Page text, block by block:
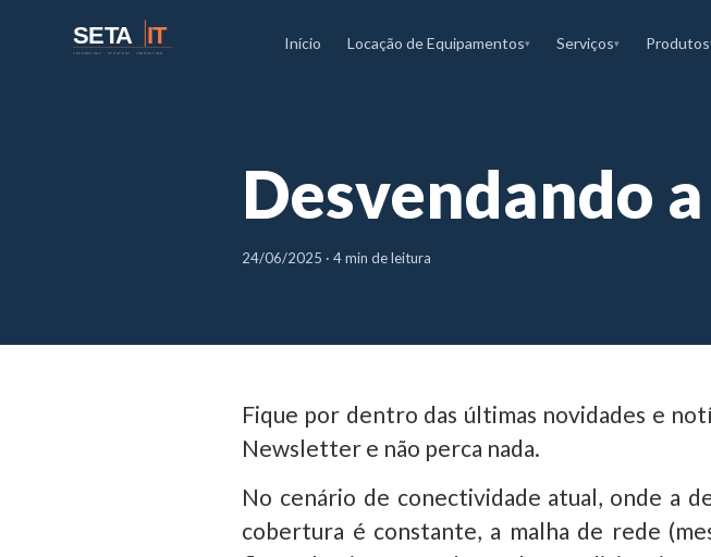
SETA IT
TECHNOLOGY · STRATEGY · INNOVATION
Início Locação de Equipamentos▾ Serviços▾ Produtos
Desvendando
24/06/2025 · 4 min de leitura
Fique por dentro das últimas novidades e
Newsletter e não perca nada.
No cenário de conectividade atual, onde a
cobertura é constante, a malha de rede